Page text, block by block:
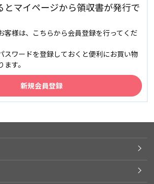
マイページから領収書が発行で
客様は、こちらから会員登録を行ってくだ
スワードを登録しておくと便利にお買い物
す。